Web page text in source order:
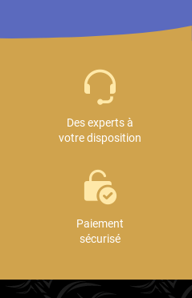
Des experts à
votre disposition
Paiement
sécurisé